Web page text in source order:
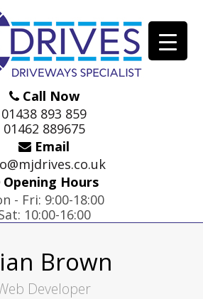
Call Now
01438 893 859
01462 889675
Email
Opening Hours
- Fri: 9:00-18:00
10:00-16:00
Brown
Developer